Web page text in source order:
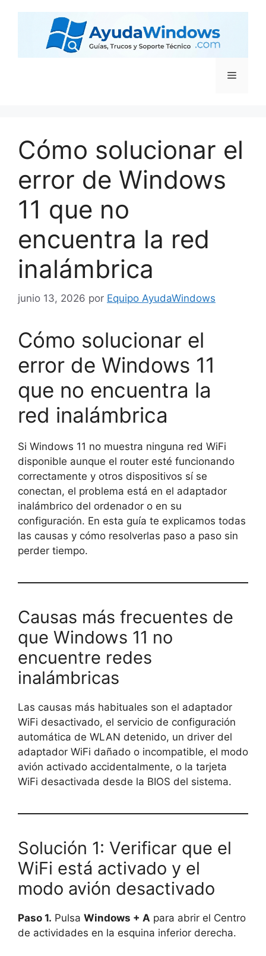
Cómo solucionar el
error de Windows
11 que no
encuentra la red
inalámbrica
junio 13, 2026 por Equipo AyudaWindows
Cómo solucionar el
error de Windows 11
que no encuentra la
red inalámbrica
Si Windows 11 no muestra ninguna red WiFi
disponible aunque el router esté funcionando
correctamente y otros dispositivos sí se
conectan, el problema está en el adaptador
inalámbrico del ordenador o en su
configuración. En esta guía te explicamos todas
las causas y cómo resolverlas paso a paso sin
perder tiempo.
Causas más frecuentes de
que Windows 11 no
encuentre redes
inalámbricas
Las causas más habituales son el adaptador
WiFi desactivado, el servicio de configuración
automática de WLAN detenido, un driver del
adaptador WiFi dañado o incompatible, el modo
avión activado accidentalmente, o la tarjeta
WiFi desactivada desde la BIOS del sistema.
Solución 1: Verificar que el
WiFi está activado y el
modo avión desactivado
Paso 1. Pulsa Windows + A para abrir el Centro
de actividades en la esquina inferior derecha.